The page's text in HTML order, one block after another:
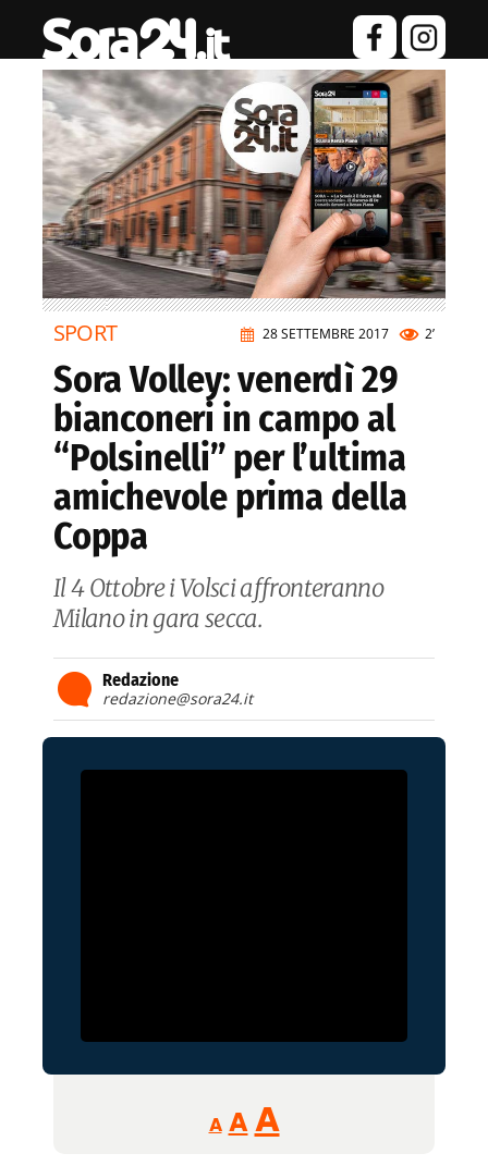
28 SETTEMBRE 2017 2’
SPORT
Sora Volley: venerdì 29
bianconeri in campo al
“Polsinelli” per l’ultima
amichevole prima della
Coppa
Il 4 Ottobre i Volsci affronteranno
Milano in gara secca.
Redazione
redazione@sora24.it
A
Reducir
tamaño
A Restablecer
AAumentar